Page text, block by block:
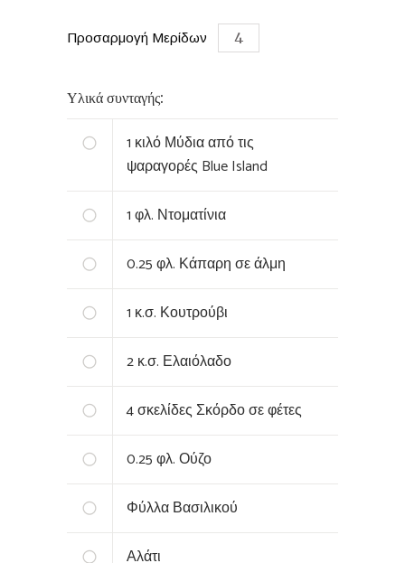
Προσαρμογή Μερίδων
Υλικά συνταγής:
1 κιλό Μύδια από τις
ψαραγορές Blue Island
1φλ. Ντοματίνια
0.25φλ. Κάπαρη σε άλμη
1 κ.σ. Κουτρούβι
2κ.σ. Ελαιόλαδο
4σκελίδες Σκόρδο σε φέτες
0.25φλ. Ούζο
Φύλλα Βασιλικού
Αλάτι